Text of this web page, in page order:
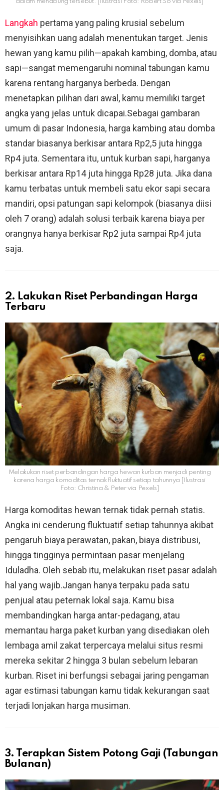
dalam menabung tersebut. [Ilustrasi Foto: Robert So via Pexels]
Langkah pertama yang paling krusial sebelum
menyisihkan uang adalah menentukan target. Jenis
hewan yang kamu pilih—apakah kambing, domba, atau
sapi—sangat memengaruhi nominal tabungan kamu
karena rentang harganya berbeda. Dengan
menetapkan pilihan dari awal, kamu memiliki target
angka yang jelas untuk dicapai.Sebagai gambaran
umum di pasar Indonesia, harga kambing atau domba
standar biasanya berkisar antara Rp2,5 juta hingga
Rp4 juta. Sementara itu, untuk kurban sapi, harganya
berkisar antara Rp14 juta hingga Rp28 juta. Jika dana
kamu terbatas untuk membeli satu ekor sapi secara
mandiri, opsi patungan sapi kelompok (biasanya diisi
oleh 7 orang) adalah solusi terbaik karena biaya per
orangnya hanya berkisar Rp2 juta sampai Rp4 juta
saja.
2. Lakukan Riset Perbandingan Harga
Terbaru
Melakukan riset perbandingan harga hewan kurban menjadi penting
karena harga komoditas ternak fluktuatif setiap tahunnya [Ilustrasi
Foto: Christina & Peter via Pexels]
Harga komoditas hewan ternak tidak pernah statis.
Angka ini cenderung fluktuatif setiap tahunnya akibat
pengaruh biaya perawatan, pakan, biaya distribusi,
hingga tingginya permintaan pasar menjelang
Iduladha. Oleh sebab itu, melakukan riset pasar adalah
hal yang wajib.Jangan hanya terpaku pada satu
penjual atau peternak lokal saja. Kamu bisa
membandingkan harga antar-pedagang, atau
memantau harga paket kurban yang disediakan oleh
lembaga amil zakat terpercaya melalui situs resmi
mereka sekitar 2 hingga 3 bulan sebelum lebaran
kurban. Riset ini berfungsi sebagai jaring pengaman
agar estimasi tabungan kamu tidak kekurangan saat
terjadi lonjakan harga musiman.
3. Terapkan Sistem Potong Gaji (Tabungan
Bulanan)